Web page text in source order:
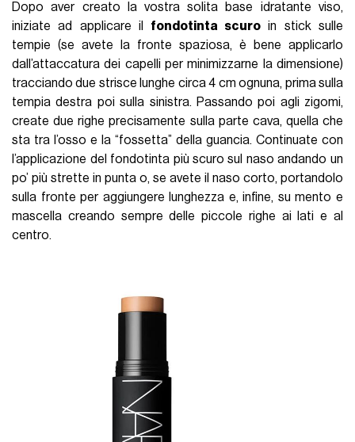
Dopo aver creato la vostra solita base idratante viso,
iniziate ad applicare il fondotinta scuro in stick sulle
tempie (se avete la fronte spaziosa, è bene applicarlo
dall’attaccatura dei capelli per minimizzarne la dimensione)
tracciando due strisce lunghe circa 4 cm ognuna, prima sulla
tempia destra poi sulla sinistra. Passando poi agli zigomi,
create due righe precisamente sulla parte cava, quella che
sta tra l’osso e la “fossetta” della guancia. Continuate con
l’applicazione del fondotinta più scuro sul naso andando un
po’ più strette in punta o, se avete il naso corto, portandolo
sulla fronte per aggiungere lunghezza e, infine, su mento e
mascella creando sempre delle piccole righe ai lati e al
centro.